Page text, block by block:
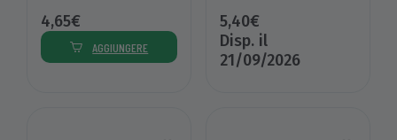
4,65€
AGGIUNGERE
5,40€
Disp. il
21/09/2026